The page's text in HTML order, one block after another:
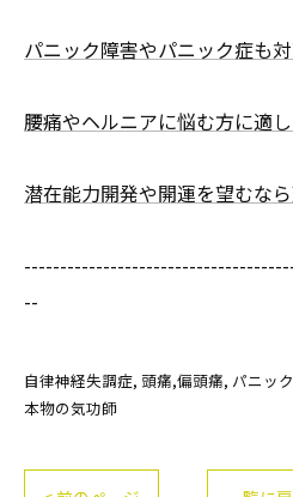
パニック障害やパニック症も
腰痛やヘルニアに悩む方に適
潜在能力開発や開運を望むな
--
自律神経失調症 頭痛,偏頭痛 パニッ
本物の気功師